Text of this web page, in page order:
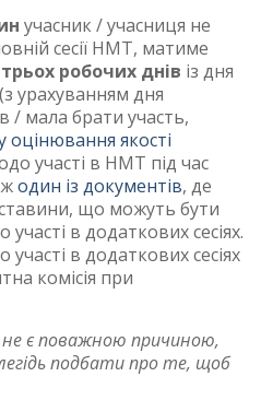
учасник / учасниця не
сесії НМТ, матиме
трьох робочих днів із дня
урахуванням дня
/ мала брати участь,
оцінювання якості
участі в НМТ під час
один із документів, де
що можуть бути
в додаткових сесіях.
в додаткових сесіях
комісія при
є поважною причиною,
подбати про те, щоб